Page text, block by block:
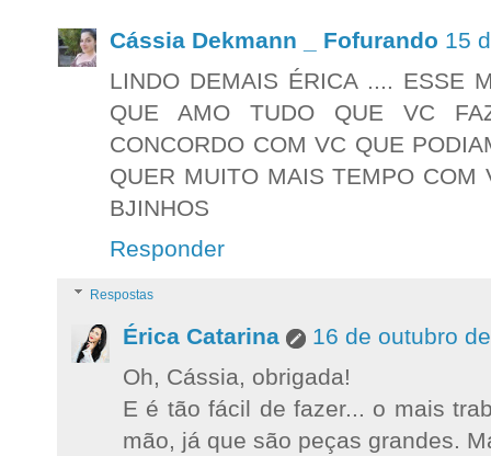
Cássia Dekmann _ Fofurando 15
LINDO DEMAIS ÉRICA .... ESSE
QUE AMO TUDO QUE VC
CONCORDO COM VC QUE
QUER MUITO MAIS TEMPO
BJINHOS
Responder
Respostas
Érica Catarina
16 de outubro
Oh, Cássia, obrigada!
E é tão fácil de fazer... o mais
mão, já que são peças grandes.